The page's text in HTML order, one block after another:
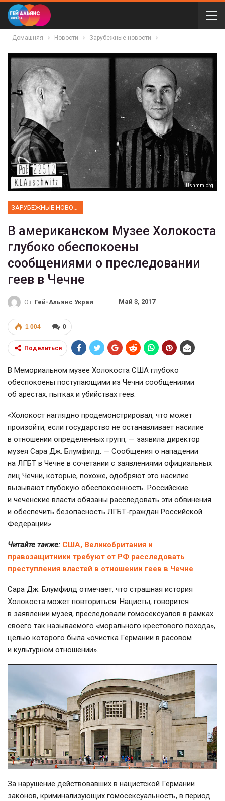
Домашняя Новости Зарубежные новости
Ushmm.org
ЗАРУБЕЖНЫЕ НОВОСТИ
В американском Музее Холокоста
глубоко обеспокоены
сообщениями о преследовании
геев в Чечне
От Гей-Альянс Украина Май 3, 2017
0
1 004
Поделиться
В Мемориальном музее Холокоста США глубоко
обеспокоены поступающими из Чечни сообщениями
об арестах, пытках и убийствах геев.
«Холокост наглядно продемонстрировал, что может
произойти, если государство не останавливает насилие
в отношении определенных групп, — заявила директор
музея Сара Дж. Блумфилд. — Сообщения о нападении
на ЛГБТ в Чечне в сочетании с заявлениями официальных
лиц Чечни, которые, похоже, одобряют это насилие
вызывают глубокую обеспокоенность. Российские
и чеченские власти обязаны расследовать эти обвинения
и обеспечить безопасность ЛГБТ-граждан Российской
Федерации».
Читайте также: США, Великобритания и
правозащитники требуют от РФ расследовать
преступления властей в отношении геев в Чечне
Сара Дж. Блумфилд отмечает, что страшная история
Холокоста может повториться. Нацисты, говорится
в заявлении музея, преследовали гомосексуалов в рамках
своего так называемого «морального крестового похода»,
целью которого была «очистка Германии в расовом
и культурном отношении».
За нарушение действовавших в нацистской Германии
законов, криминализующих гомосексуальность, в период